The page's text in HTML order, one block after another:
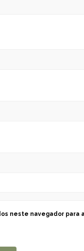
neste navegador para